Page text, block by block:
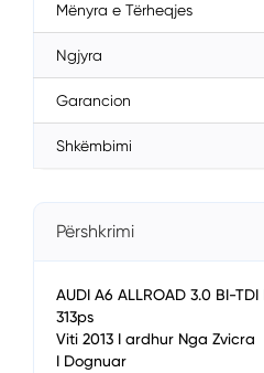
Mënyra e Tërheqjes
Ngjyra
Garancion
Shkëmbimi
Përshkrimi
AUDI A6 ALLROAD 3.0 BI-
313ps
Viti 2013 I ardhur Nga Zvicra
I Dognuar